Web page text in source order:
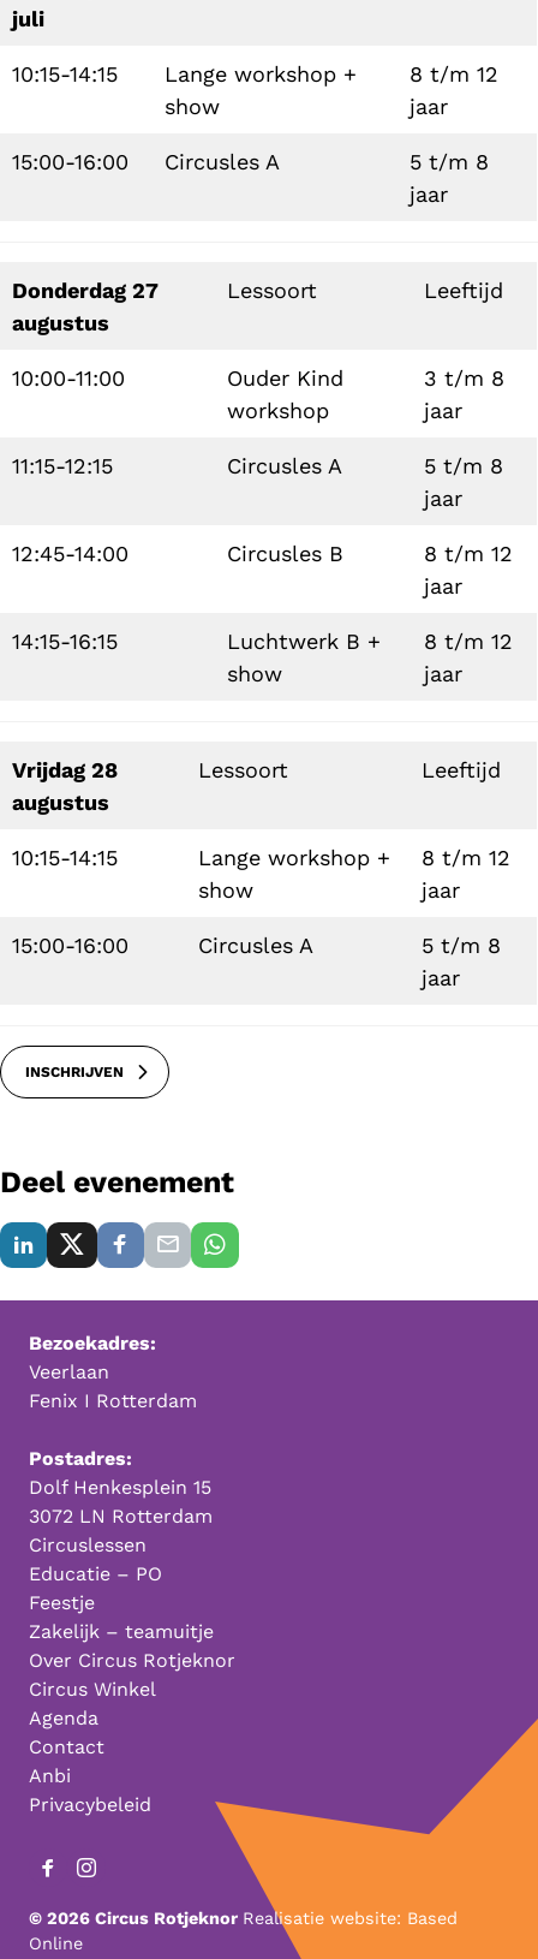
juli
10:15-14:15
Lange workshop +
show
8 t/m 12
jaar
15:00-16:00 Circusles A
5 t/m 8
jaar
Donderdag 27
augustus
Lessoort Leeftijd
10:00-11:00
Ouder Kind
workshop
3 t/m 8
jaar
11:15-12:15 Circusles A
5 t/m 8
jaar
12:45-14:00 Circusles B
8 t/m 12
jaar
14:15-16:15
Luchtwerk B +
show
8 t/m 12
jaar
Vrijdag 28
augustus
Lessoort Leeftijd
10:15-14:15
Lange workshop +
show
8 t/m 12
jaar
15:00-16:00 Circusles A
5 t/m 8
jaar
INSCHRIJVEN
Deel evenement
Bezoekadres:
Veerlaan
Fenix I Rotterdam
Postadres:
Dolf Henkesplein 15
3072 LN Rotterdam
Circuslessen
Educatie – PO
Feestje
Zakelijk – teamuitje
Over Circus Rotjeknor
Circus Winkel
Agenda
Contact
Anbi
Privacybeleid
© 2026 Circus Rotjeknor Realisatie website: Based
Online